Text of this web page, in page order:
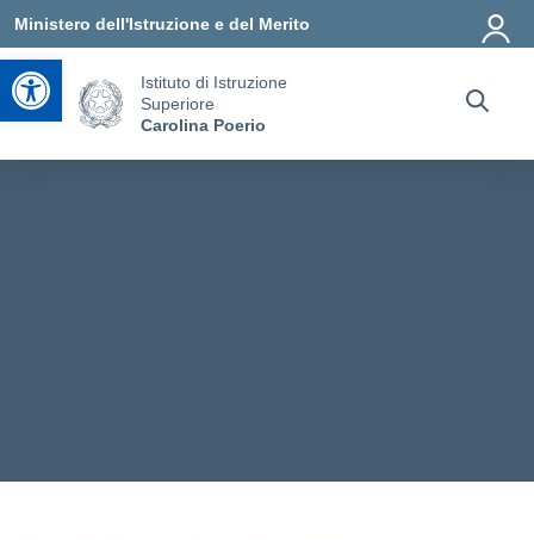
Apri la barra degli strumenti
Ministero dell'Istruzione e del Merito
Istituto di Istruzione
Superiore
Carolina Poerio